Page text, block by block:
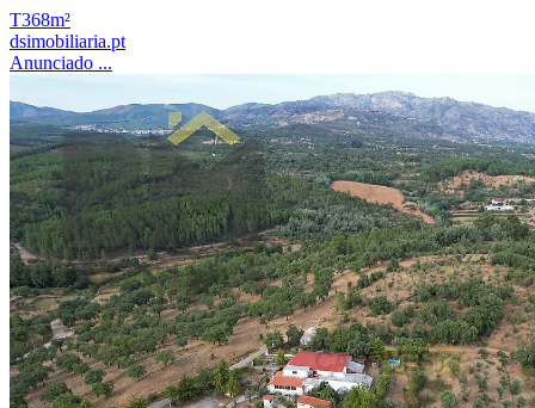
T368m²
dsimobiliaria.pt
Anunciado ...